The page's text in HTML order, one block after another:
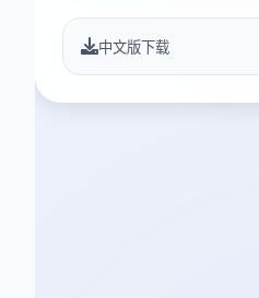
中文版下载